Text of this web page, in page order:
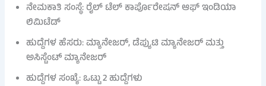
ನೇಮಕಾತಿ ಸಂಸ್ಥೆ: ರೈಲ್ ಟೆಲ್ ಕಾರ್ಪೊರೇಷನ್ ಆಫ್ ಇಂಡಿಯಾ
ಲಿಮಿಟೆಡ್
ಹುದ್ದೆಗಳ ಹೆಸರು: ಮ್ಯಾನೇಜರ್, ಡೆಪ್ಯುಟಿ ಮ್ಯಾನೇಜರ್ ಮತ್ತು
ಅಸಿಸ್ಟೆಂಟ್ ಮ್ಯಾನೇಜರ್
ಹುದ್ದೆಗಳ ಸಂಖ್ಯೆ: ಒಟ್ಟು 2 ಹುದ್ದೆಗಳು